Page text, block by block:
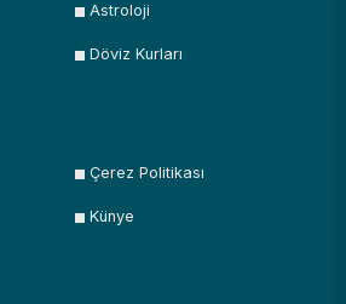
Astroloji
Döviz Kurları
Çerez Politikası
Künye